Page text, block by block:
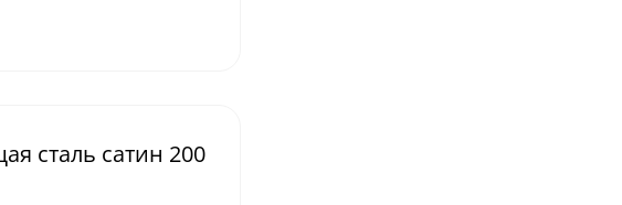
сталь сатин 200